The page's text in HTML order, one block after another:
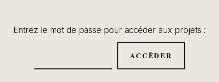
Entrez le mot de passe pour accéder aux projets :